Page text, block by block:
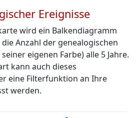
Ereignisse
wird ein Balkendiagramm
Anzahl der genealogischen
eigenen Farbe) alle 5 Jahre.
kann auch dieses
eine Filterfunktion an Ihre
werden.